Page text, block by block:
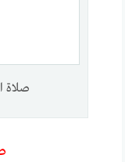
صلاة